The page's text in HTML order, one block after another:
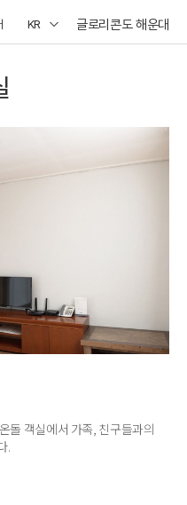
KR 글로리콘도 해운대
돌 객실에서 가족, 친구들과의
.